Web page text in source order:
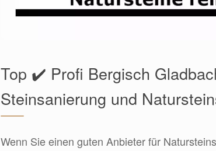
Top ✔️ Profi Bergisch
Steinsanierung und
Wenn Sie einen guten Anbieter für